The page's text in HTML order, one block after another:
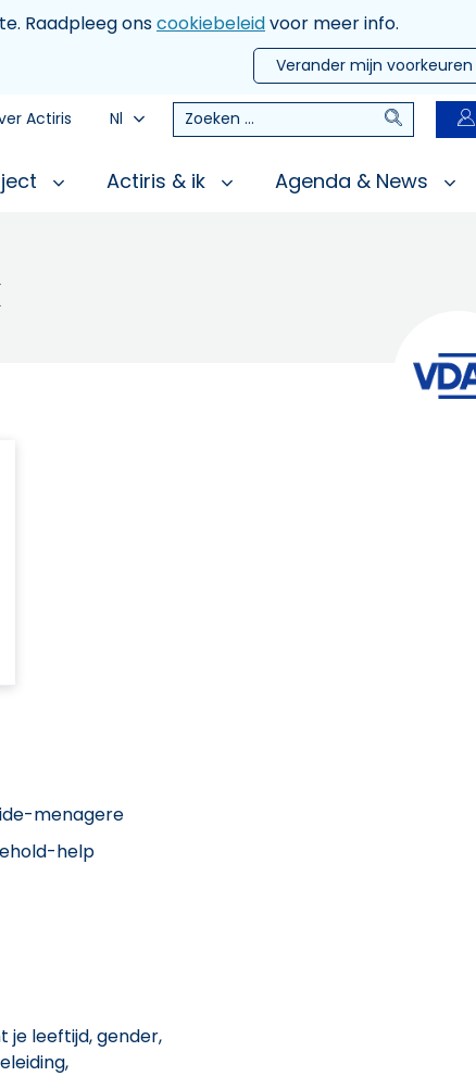
Raadpleeg onscookiebeleidvoor meer info.
Verander mijn voorkeuren
Actiris Nl Zoeken Zoeken
Actiris & ik Agenda & News
menagere
help
je leeftijd, gender,